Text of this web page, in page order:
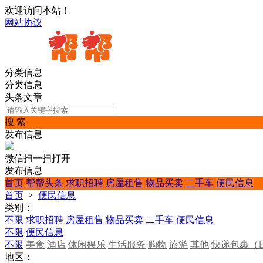
欢迎访问本站！
网站协议
分类信息
分类信息
头条文章
搜 索
发布信息
微信扫一扫打开
发布信息
首页 帮帮头条 求职招聘 房屋租售 物品买卖 二手车 便民信息
首页 > 便民信息
类别：
不限 求职招聘 房屋租售 物品买卖 二手车 便民信息
不限 便民信息
不限 美食 酒店 休闲娱乐 生活服务 购物 旅游 其他 快递包裹（
地区：